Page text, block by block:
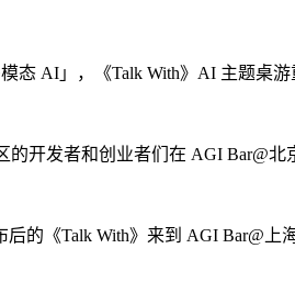
态 AI」，《Talk With》AI 主题桌游
的开发者和创业者们在 AGI Bar@北
的《Talk With》来到 AGI Bar@上